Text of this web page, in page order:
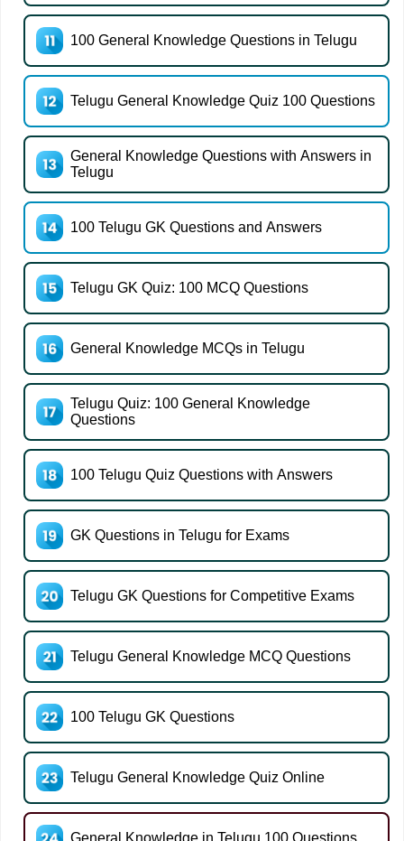
100 General Knowledge Questions in Telugu
Telugu General Knowledge Quiz 100 Questions
General Knowledge Questions with Answers in
Telugu
100 Telugu GK Questions and Answers
Telugu GK Quiz: 100 MCQ Questions
General Knowledge MCQs in Telugu
Telugu Quiz: 100 General Knowledge
Questions
100 Telugu Quiz Questions with Answers
GK Questions in Telugu for Exams
Telugu GK Questions for Competitive Exams
Telugu General Knowledge MCQ Questions
100 Telugu GK Questions
Telugu General Knowledge Quiz Online